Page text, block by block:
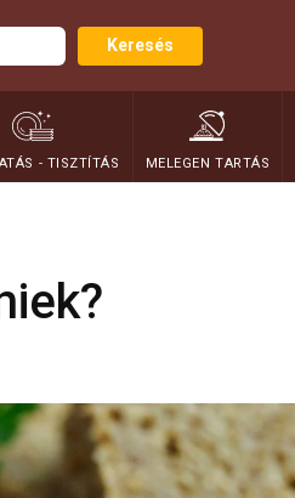
Keresés
- TISZTÍTÁS MELEGEN TARTÁS